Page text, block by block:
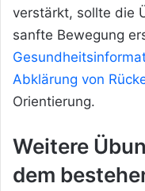
verstärkt, sollte die
sanfte Bewegung
Abklärung von
Orientierung.
Weitere
dem